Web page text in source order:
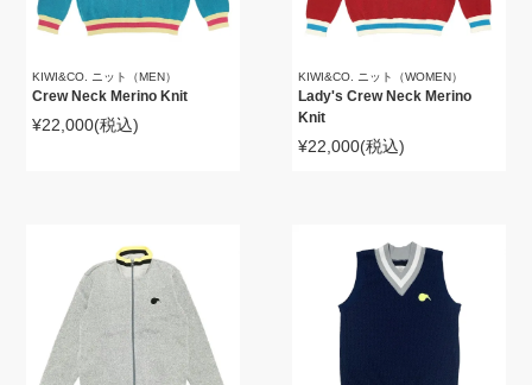
KIWI&CO. ニット（MEN）
Crew Neck Merino Knit
¥22,000(税込)
KIWI&CO. ニット（WOMEN）
Lady's Crew Neck Merino
Knit
¥22,000(税込)